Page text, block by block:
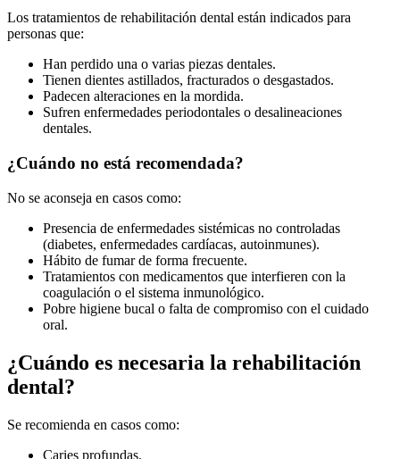
Los tratamientos de rehabilitación dental están indicados para
personas que:
Han perdido una o varias piezas dentales.
Tienen dientes astillados, fracturados o desgastados.
Padecen alteraciones en la mordida.
Sufren enfermedades periodontales o desalineaciones
dentales.
¿Cuándo no está recomendada?
No se aconseja en casos como:
Presencia de enfermedades sistémicas no controladas
(diabetes, enfermedades cardíacas, autoinmunes).
Hábito de fumar de forma frecuente.
Tratamientos con medicamentos que interfieren con la
coagulación o el sistema inmunológico.
Pobre higiene bucal o falta de compromiso con el cuidado
oral.
¿Cuándo es necesaria la rehabilitación
dental?
Se recomienda en casos como:
Caries profundas.